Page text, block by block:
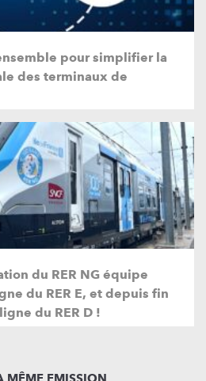
pour simplifier la
des terminaux de
du RER NG équipe
du RER E, et depuis fin
du RER D !